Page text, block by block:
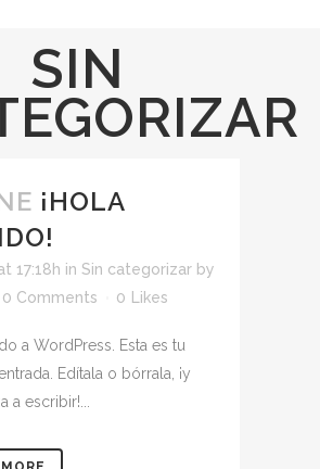
SIN
¡HOLA
17:18h in Sin categorizar by
0 Comments 0 Likes
a WordPress. Esta es tu
Edítala o bórrala, ¡y
a escribir!...